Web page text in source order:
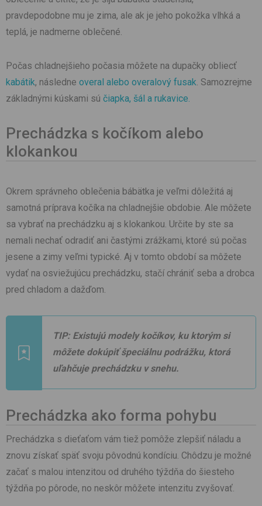
pravdepodobne mu je zima, ale ak je jeho pokožka vlhká a
teplá, je nadmerne oblečené.
Počas chladnejšieho počasia môžete na dupačky obliecť
kabátik, následne overal alebo overalový fusak. Samozrejme
základnými kúskami sú čiapka, šál a rukavice.
Prechádzka s kočíkom alebo
klokankou
Okrem správneho oblečenia bábätka je veľmi dôležitá aj
samotná príprava kočíka na chladnejšie obdobie. Ale môžete
sa vybrať na prechádzku aj s klokankou. Určite by ste sa
nemali nechať odradiť ani častými zrážkami, ktoré sú počas
jesene a zimy veľmi typické. Aj v tomto období sa môžete
vydať na osviežujúcu prechádzku, stačí chrániť seba a drobca
pred chladom a dažďom.
TIP: Existujú modely kočíkov, ku ktorým si
môžete dokúpiť špeciálnu podrážku, ktorá
uľahčuje prechádzku v snehu.
Prechádzka ako forma pohybu
Prechádzka s dieťaťom vám tiež pomôže zlepšiť náladu a
znovu získať späť svoju pôvodnú kondíciu. Chôdzu je možné
začať s malou intenzitou od druhého týždňa do šiesteho
týždňa po pôrode, no neskôr môžete intenzitu zvyšovať.